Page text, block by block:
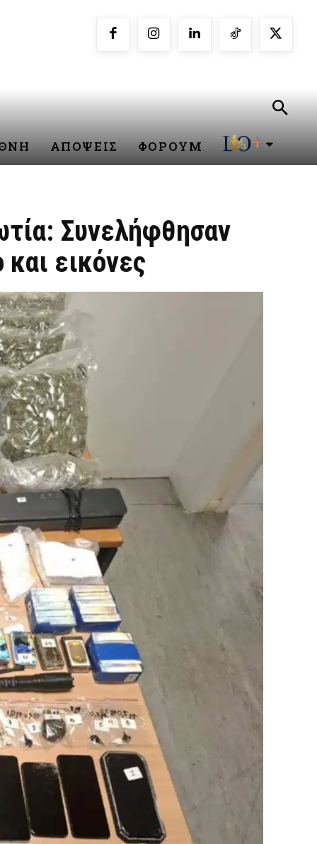
ΑΠΟΨΕΙΣ ΦΟΡΟΥΜ
Συνελήφθησαν
εικόνες